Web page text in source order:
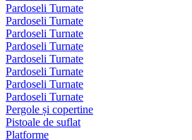
Pardoseli Turnate
Pardoseli Turnate
Pardoseli Turnate
Pardoseli Turnate
Pardoseli Turnate
Pardoseli Turnate
Pardoseli Turnate
Pardoseli Turnate
Pergole și copertine
Pistoale de suflat
Platforme